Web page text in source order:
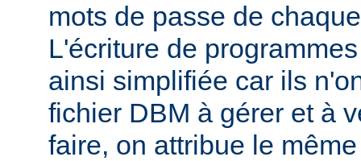
mots de passe de
L'écriture de
ainsi simplifiée car ils
fichier DBM à gérer et à
faire, on attribue le